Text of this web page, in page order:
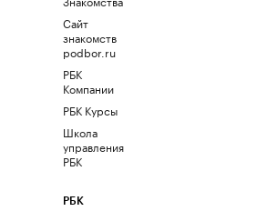
Сайт
знакомств
podbor.ru
РБК
Компании
РБК Курсы
Школа
управления
РБК
РБК